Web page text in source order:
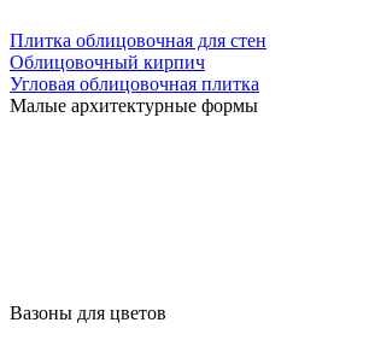
Плитка облицовочная для стен
Облицовочный кирпич
Угловая облицовочная плитка
Малые архитектурные формы
Вазоны для цветов